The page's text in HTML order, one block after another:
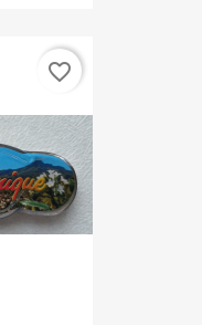
favorite_border